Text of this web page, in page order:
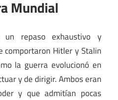
Mundial
repaso exhaustivo y
comportaron Hitler y Stalin
la guerra evolucionó en
y de dirigir. Ambos eran
y que admitían pocas